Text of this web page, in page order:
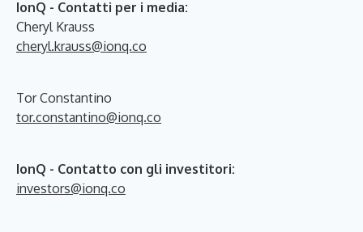
IonQ - Contatti per i media:
Cheryl Krauss
cheryl.krauss@ionq.co
Tor Constantino
tor.constantino@ionq.co
IonQ - Contatto con gli investitori:
investors@ionq.co